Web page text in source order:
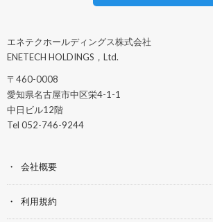
エネテクホールディングス株式会社
ENETECH HOLDINGS，Ltd.
〒460-0008
愛知県名古屋市中区栄4-1-1
中日ビル12階
Tel 052-746-9244
会社概要
利用規約